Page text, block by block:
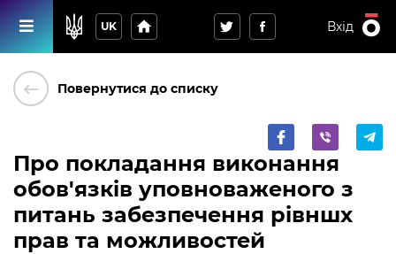
UK home Вхід
keyboard_backspace Повернутися до списку
Про покладання виконання
обов'язкiв уповноваженого з
питань забезпечення рiвншх
прав та можливостей